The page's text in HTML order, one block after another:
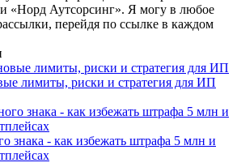
«Норд Аутсорсинг». Я могу в любое
перейдя по ссылке в каждом
лимиты, риски и стратегия для ИП
знака - как избежать штрафа 5 млн и